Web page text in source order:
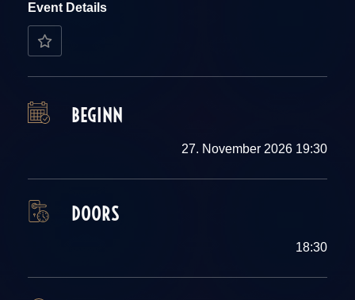
Event Details
BEGINN
27. November 2026 19:30
DOORS
18:30